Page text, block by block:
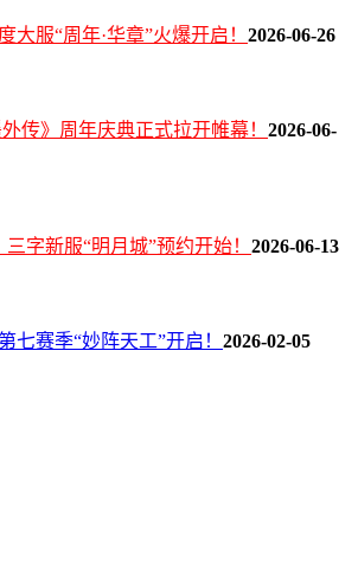
大服“周年·华章”火爆开启！ 2026-06-26
外传》周年庆典正式拉开帷幕！ 2026-06-
三字新服“明月城”预约开始！ 2026-06-13
七赛季“妙阵天工”开启！ 2026-02-05